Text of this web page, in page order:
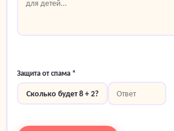
Защита от спама *
Сколько будет 8 + 2?